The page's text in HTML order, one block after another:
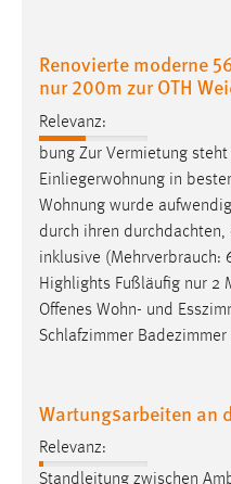
Renovierte moderne
nur 200m zur OTH
Relevanz:
bung Zur Vermietung
Einliegerwohnung in
Wohnung wurde
durch ihren durchdachten,
inklusive (Mehrverbrauch:
Highlights Fußläufig nur 2
Offenes Wohn- und
Schlafzimmer
Wartungsarbeiten an
Relevanz:
Standleitung zwischen
Max. 13 Monate
MARKETING
Marketing Cookies
verwendet, um
Sie tun dies, indem sie
hinweg verfolgen.
Google Ads
Anbieter:
Google Ireland Limited